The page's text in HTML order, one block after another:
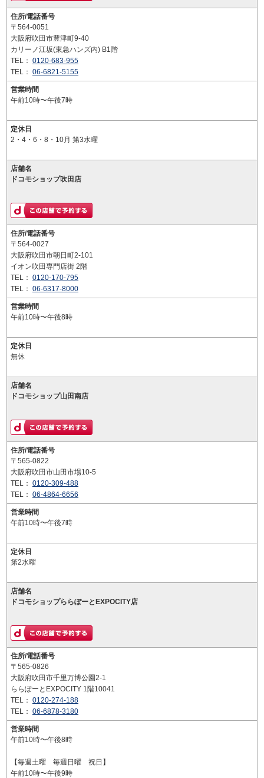
住所/電話番号
〒564-0051
大阪府吹田市豊津町9-40
カリーノ江坂(東急ハンズ内) B1階
TEL： 0120-683-955
TEL： 06-6821-5155
営業時間
午前10時〜午後7時
定休日
2・4・6・8・10月 第3水曜
店舗名
ドコモショップ吹田店
住所/電話番号
〒564-0027
大阪府吹田市朝日町2-101
イオン吹田専門店街 2階
TEL： 0120-170-795
TEL： 06-6317-8000
営業時間
午前10時〜午後8時
定休日
無休
店舗名
ドコモショップ山田南店
住所/電話番号
〒565-0822
大阪府吹田市山田市場10-5
TEL： 0120-309-488
TEL： 06-4864-6656
営業時間
午前10時〜午後7時
定休日
第2水曜
店舗名
ドコモショップららぽーとEXPOCITY店
住所/電話番号
〒565-0826
大阪府吹田市千里万博公園2-1
ららぽーとEXPOCITY 1階10041
TEL： 0120-274-188
TEL： 06-6878-3180
営業時間
午前10時〜午後8時
【毎週土曜 毎週日曜 祝日】
午前10時〜午後9時